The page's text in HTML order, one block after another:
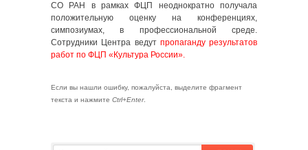
СО РАН в рамках ФЦП неоднократно получала
положительную оценку на конференциях,
симпозиумах, в профессиональной среде.
Сотрудники Центра ведут пропаганду результатов
работ по ФЦП «Культура России».
Если вы нашли ошибку, пожалуйста, выделите фрагмент
текста и нажмите Ctrl+Enter.